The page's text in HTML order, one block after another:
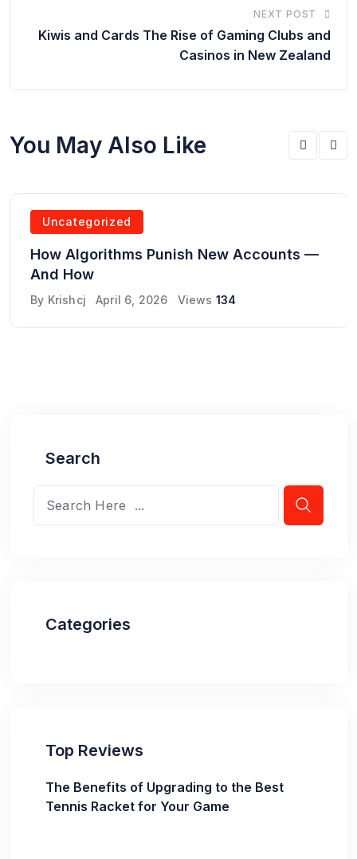
NEXT POST
Kiwis and Cards The Rise of Gaming Clubs and
Casinos in New Zealand
You May Also Like
Uncategorized
How Algorithms Punish New Accounts —
And How
By Krishcj April 6, 2026 Views 134
Search
Categories
Top Reviews
The Benefits of Upgrading to the Best
Tennis Racket for Your Game